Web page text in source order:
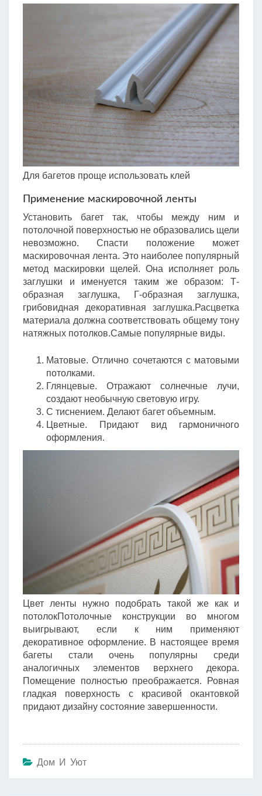
Для багетов проще использовать клей
Применение маскировочной ленты
Установить багет так, чтобы между ним и
потолочной поверхностью не образовались щели
невозможно. Спасти положение может
маскировочная лента. Это наиболее популярный
метод маскировки щелей. Она исполняет роль
заглушки и именуется таким же образом: Т-
образная заглушка, Г-образная заглушка,
грибовидная декоративная заглушка.Расцветка
материала должна соответствовать общему тону
натяжных потолков.Самые популярные виды.
Матовые. Отлично сочетаются с матовыми
потолками.
Глянцевые. Отражают солнечные лучи,
создают необычную световую игру.
С тиснением. Делают багет объемным.
Цветные. Придают вид гармоничного
оформления.
Цвет ленты нужно подобрать такой же как и
потолокПотолочные конструкции во многом
выигрывают, если к ним применяют
декоративное оформление. В настоящее время
багеты стали очень популярны среди
аналогичных элементов верхнего декора.
Помещение полностью преображается. Ровная
гладкая поверхность с красивой окантовкой
придают дизайну состояние завершенности.
Дом И Уют